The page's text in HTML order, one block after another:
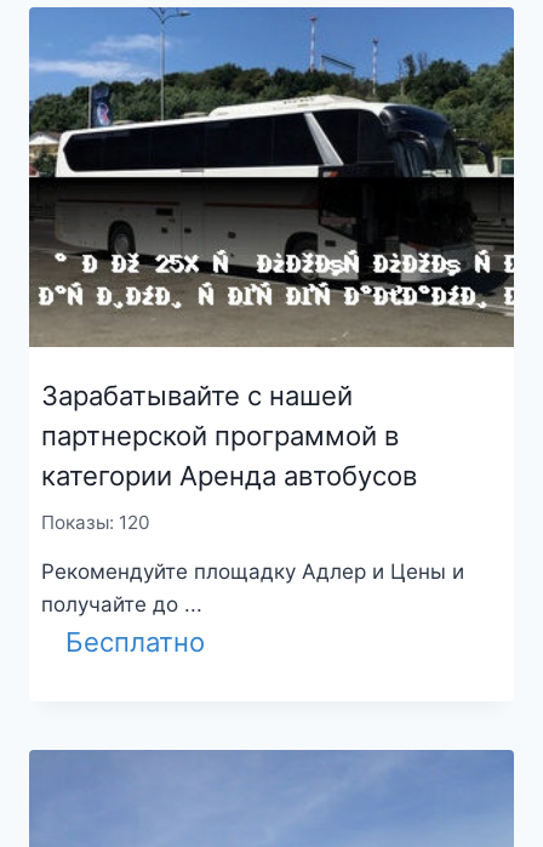
Зарабатывайте с нашей
партнерской программой в
категории Аренда автобусов
Показы: 120
Рекомендуйте площадку Адлер и Цены и
получайте до ...
Бесплатно